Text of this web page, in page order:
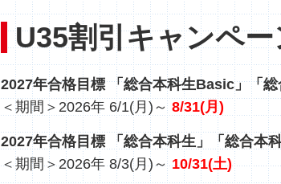
U35割引キャンペー
2027年合格目標 「総合本科生Basic」「
＜期間＞2026年 6/1(月)～ 8/31(月)
2027年合格目標 「総合本科生」「総合本
＜期間＞2026年 8/3(月)～10/31(土)